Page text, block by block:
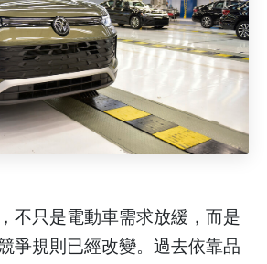
不只是電動車需求放緩，而是
爭規則已經改變。過去依靠品